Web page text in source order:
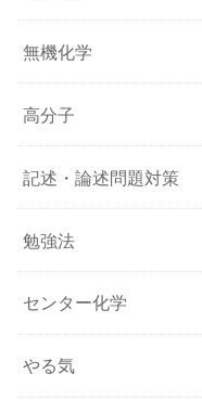
無機化学
高分子
記述・論述問題対策
勉強法
センター化学
やる気